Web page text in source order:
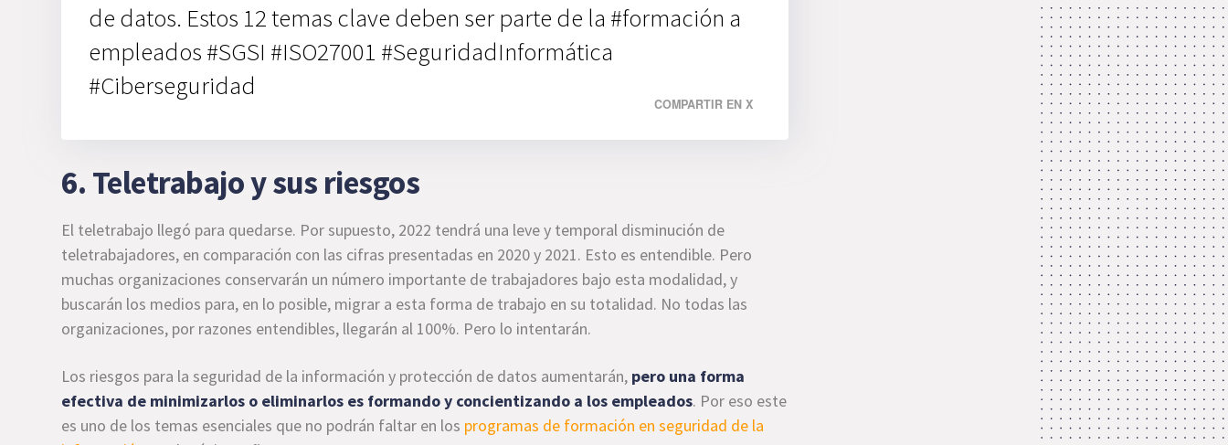
de datos. Estos 12 temas clave deben ser parte de la #formación a
empleados #SGSI #ISO27001 #SeguridadInformática
#Ciberseguridad
COMPARTIR EN X
6. Teletrabajo y sus riesgos
El teletrabajo llegó para quedarse. Por supuesto, 2022 tendrá una leve y temporal disminución de
teletrabajadores, en comparación con las cifras presentadas en 2020 y 2021. Esto es entendible. Pero
muchas organizaciones conservarán un número importante de trabajadores bajo esta modalidad, y
buscarán los medios para, en lo posible, migrar a esta forma de trabajo en su totalidad. No todas las
organizaciones, por razones entendibles, llegarán al 100%. Pero lo intentarán.
Los riesgos para la seguridad de la información y protección de datos aumentarán, pero una forma
efectiva de minimizarlos o eliminarlos es formando y concientizando a los empleados. Por eso este
es uno de los temas esenciales que no podrán faltar en los programas de formación en seguridad de la